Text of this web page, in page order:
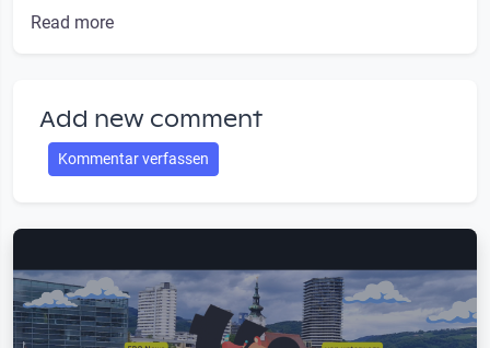
Read more
Add new comment
Kommentar verfassen